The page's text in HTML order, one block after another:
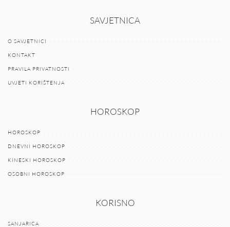
SAVJETNICA
O SAVJETNICI
KONTAKT
PRAVILA PRIVATNOSTI
UVJETI KORIŠTENJA
HOROSKOP
HOROSKOP
DNEVNI HOROSKOP
KINESKI HOROSKOP
OSOBNI HOROSKOP
KORISNO
SANJARICA